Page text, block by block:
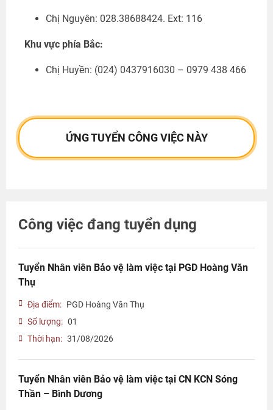
Chị Nguyên: 028.38688424. Ext: 116
Khu vực phía Bắc:
Chị Huyền: (024) 0437916030 – 0979 438 466
ỨNG TUYỂN CÔNG VIỆC NÀY
Công việc đang tuyển dụng
Tuyển Nhân viên Bảo vệ làm việc tại PGD Hoàng Văn
Thụ
Địa điểm: PGD Hoàng Văn Thụ
Số lượng: 01
Thời hạn: 31/08/2026
Tuyển Nhân viên Bảo vệ làm việc tại CN KCN Sóng
Thần – Bình Dương